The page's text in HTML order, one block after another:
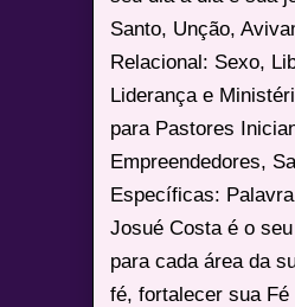
Santo, Unção,
Relacional: Sexo,
Liderança e
para Pastores
Empreendedores,
Específicas:
Josué Costa é o
para cada área da
fé, fortalecer sua Fé